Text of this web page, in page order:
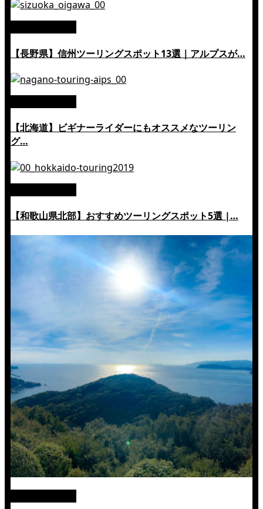
【長野県】信州ツーリングスポット13選｜アルプスが…
【北海道】ビギナーライダーにもオススメなツーリン
グ…
【和歌山県北部】おすすめツーリングスポット5選 |…